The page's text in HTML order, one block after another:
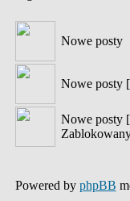
Nowe posty
Nowe posty
Nowe posty [
Powered by phpBB